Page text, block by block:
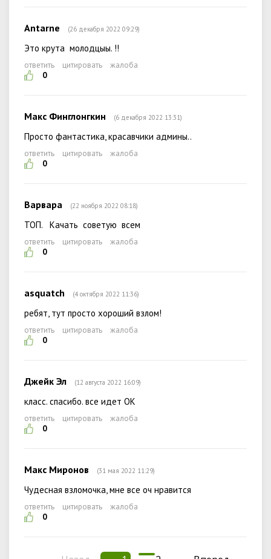
Antarne (26 декабря 2022 09:29)
Это крута молодцыы. !!
ответить цитировать
жалоба
0
Макс Финглонгкин (6 декабря 2022 13:31)
Просто фантастика, красавчики админы..
ответить цитировать
жалоба
0
Варвара (22 ноября 2022 08:18)
ТОП. Качать советую всем
ответить цитировать
жалоба
0
asquatch (4 октября 2022 11:36)
ребят, тут просто хороший взлом!
ответить цитировать
жалоба
0
Джейк Эл (12 августа 2022 16:09)
класс. спасибо. все идет ОК
ответить цитировать
жалоба
0
Макс Миронов (31 мая 2022 11:29)
Чудесная взломочка, мне все оч нравится
ответить цитировать
жалоба
0